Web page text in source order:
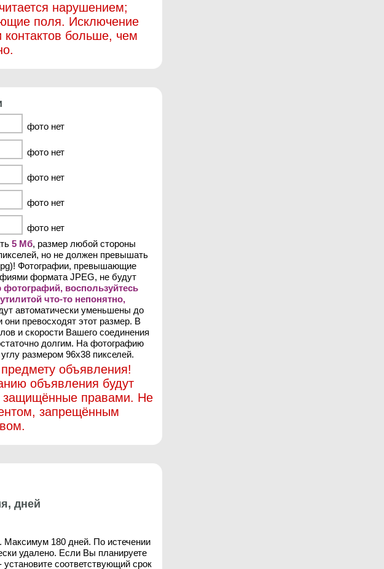
нарушением;
поля. Исключение
больше, чем
фото нет
фото нет
фото нет
фото нет
фото нет
5 Мб, размер любой стороны
но не должен превышать
Фотографии, превышающие
формата JPEG, не будут
воспользуйтесь
что-то непонятно,
автоматически уменьшены до
превосходят этот размер. В
и скорости Вашего соединения
долгим. На фотографию
размером 96х38 пикселей.
объявления!
объявления будут
защищённые правами. Не
запрещённым
дней
Максимум 180 дней. По истечении
удалено. Если Вы планируете
соответствующий срок